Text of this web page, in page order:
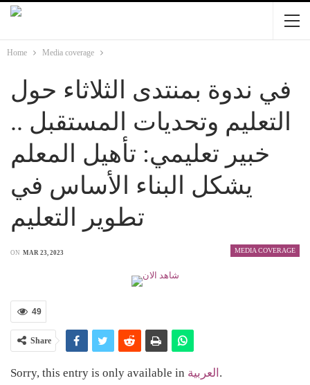
Home Media coverage
في ندوة بمنتدى الثلاثاء حول
التعليم وتحديات المستقبل ..
خبير تعليمي: تأهيل المعلم
يشكل البناء الأساس في
تطوير التعليم
MEDIA COVERAGE
ON MAR 23, 2023
49
Share
Sorry, this entry is only available in العربية .